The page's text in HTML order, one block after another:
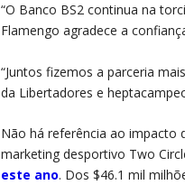
“O Banco BS2 continua na
Flamengo agradece a
“Juntos fizemos a parceria
da Libertadores e
Não há referência ao impacto
marketing desportivo Two
este ano. Dos $46.1 mil